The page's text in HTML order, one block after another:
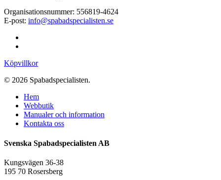
Organisationsnummer: 556819-4624
E-post: info@spabadspecialisten.se
Köpvillkor
© 2026 Spabadspecialisten.
Close
Menu
Hem
Webbutik
Manualer och information
Kontakta oss
Svenska Spabadspecialisten AB
Kungsvägen 36-38
195 70 Rosersberg